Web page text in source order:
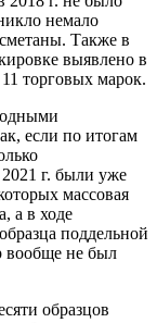
немало
Также в
выявлено в
торговых марок.
если по итогам
2021 г. были уже
массовая
а в ходе
поддельной
вообще не был
образцов